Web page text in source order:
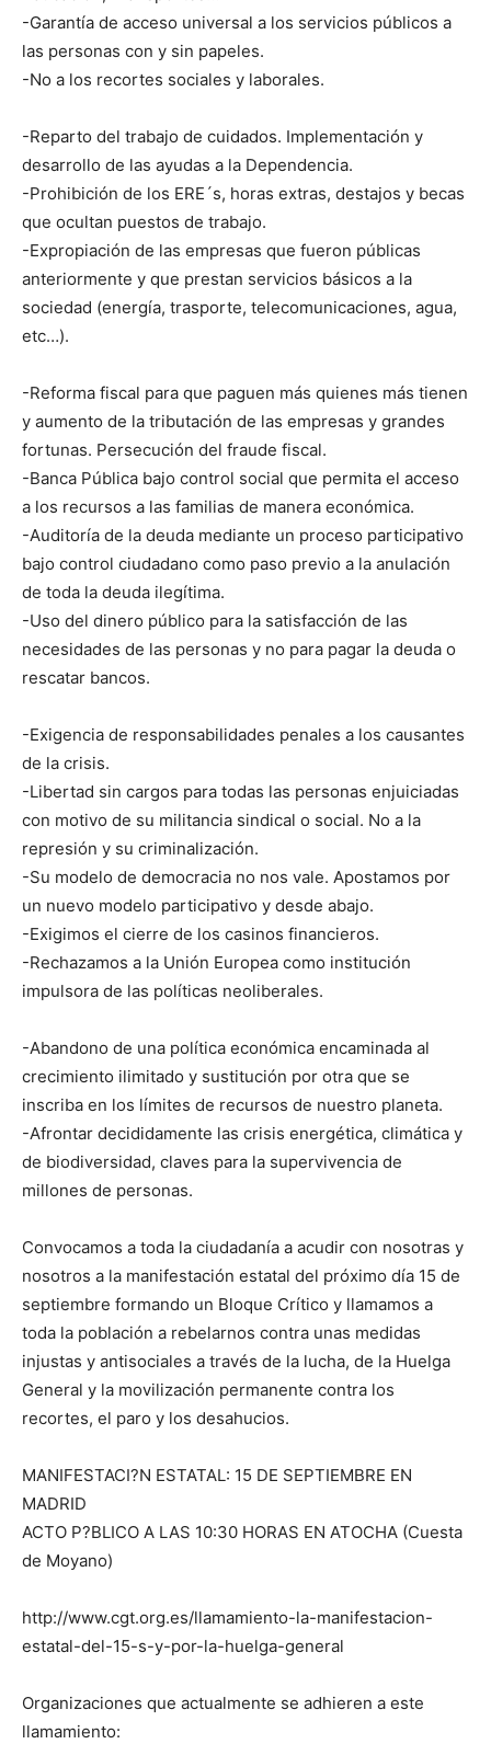
-Garantía de acceso universal a los servicios públicos a
las personas con y sin papeles.
-No a los recortes sociales y laborales.
-Reparto del trabajo de cuidados. Implementación y
desarrollo de las ayudas a la Dependencia.
-Prohibición de los ERE´s, horas extras, destajos y becas
que ocultan puestos de trabajo.
-Expropiación de las empresas que fueron públicas
anteriormente y que prestan servicios básicos a la
sociedad (energía, trasporte, telecomunicaciones, agua,
etc…).
-Reforma fiscal para que paguen más quienes más tienen
y aumento de la tributación de las empresas y grandes
fortunas. Persecución del fraude fiscal.
-Banca Pública bajo control social que permita el acceso
a los recursos a las familias de manera económica.
-Auditoría de la deuda mediante un proceso participativo
bajo control ciudadano como paso previo a la anulación
de toda la deuda ilegítima.
-Uso del dinero público para la satisfacción de las
necesidades de las personas y no para pagar la deuda o
rescatar bancos.
-Exigencia de responsabilidades penales a los causantes
de la crisis.
-Libertad sin cargos para todas las personas enjuiciadas
con motivo de su militancia sindical o social. No a la
represión y su criminalización.
-Su modelo de democracia no nos vale. Apostamos por
un nuevo modelo participativo y desde abajo.
-Exigimos el cierre de los casinos financieros.
-Rechazamos a la Unión Europea como institución
impulsora de las políticas neoliberales.
-Abandono de una política económica encaminada al
crecimiento ilimitado y sustitución por otra que se
inscriba en los límites de recursos de nuestro planeta.
-Afrontar decididamente las crisis energética, climática y
de biodiversidad, claves para la supervivencia de
millones de personas.
Convocamos a toda la ciudadanía a acudir con nosotras y
nosotros a la manifestación estatal del próximo día 15 de
septiembre formando un Bloque Crítico y llamamos a
toda la población a rebelarnos contra unas medidas
injustas y antisociales a través de la lucha, de la Huelga
General y la movilización permanente contra los
recortes, el paro y los desahucios.
MANIFESTACI?N ESTATAL: 15 DE SEPTIEMBRE EN
MADRID
ACTO P?BLICO A LAS 10:30 HORAS EN ATOCHA (Cuesta
de Moyano)
http://www.cgt.org.es/llamamiento-la-manifestacion-
estatal-del-15-s-y-por-la-huelga-general
Organizaciones que actualmente se adhieren a este
llamamiento: